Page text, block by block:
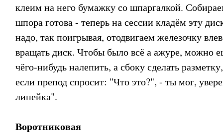
клеим на него бумажку со шпаргалкой.
шпора готова - теперь на сессии кладём эту
надо, так поигрывая, отодвигаем железочку
вращать диск. Чтобы было всё а ажуре, можно
чёго-нибудь налепить, а сбоку сделать
если препод спросит: "Что это?", - ты мог,
линейка".
Воротниковая